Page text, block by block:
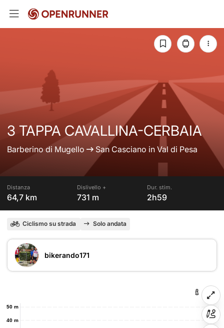
3 TAPPA CAVALLINA-CERBAIA
Barberino di Mugello San Casciano in Val di Pesa
Distanza
64,7 km
Dislivello +
731 m
Dur. stim.
2h59
Ciclismo su strada Solo andata
bikerando171
40 m
50 m